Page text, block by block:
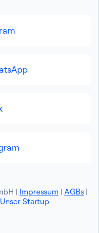
| Impressum | AGBs |
Unser Startup